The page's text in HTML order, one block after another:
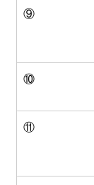
⑨
⑩
⑪